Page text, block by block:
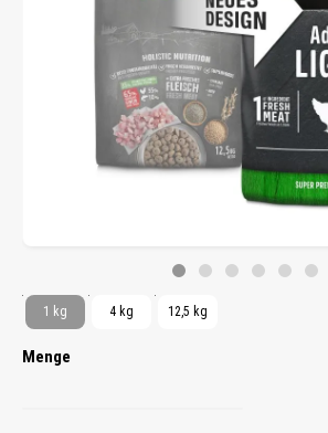
1 kg 4 kg 12,5 kg
Menge